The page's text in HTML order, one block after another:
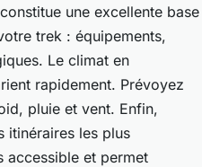
une excellente base
trek : équipements,
Le climat en
rapidement. Prévoyez
pluie et vent. Enfin,
itinéraires les plus
accessible et permet